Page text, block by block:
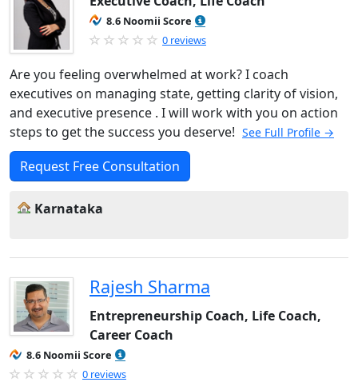
8.6 Noomii Score
0 reviews
Are you feeling overwhelmed at work? I coach
executives on managing state, getting clarity of vision,
and executive presence . I will work with you on action
steps to get the success you deserve! See Full Profile →
Request Free Consultation
Karnataka
Rajesh Sharma
Entrepreneurship Coach, Life Coach,
Career Coach
8.6 Noomii Score
0 reviews